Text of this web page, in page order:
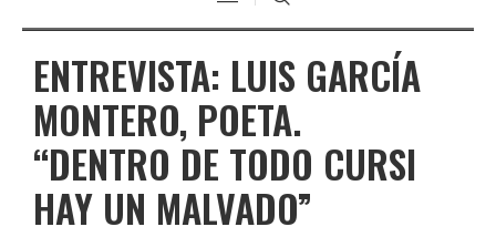
ENTREVISTA: LUIS GARCÍA
MONTERO, POETA.
“DENTRO DE TODO CURSI
HAY UN MALVADO”